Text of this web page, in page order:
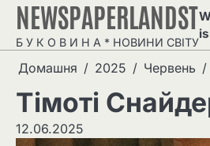
Перейти
вмісту
NEWSPAPERLANDST
Б У К О В И Н А * НОВИНИ СВІТУ
Домашня 2025 Червень
Тімоті
12.06.2025